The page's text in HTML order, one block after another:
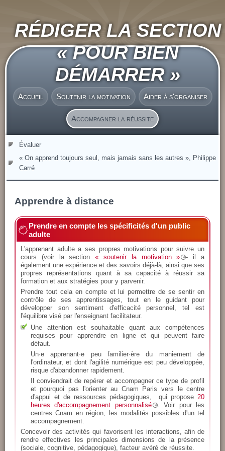
RÉDIGER LA SECTION
« POUR BIEN
DÉMARRER »
Accueil Soutenir la motivation Aider à s'organiser
Accompagner la réussite
Apprendre à distance
Prendre en compte les spécificités d'un public
adulte
L'apprenant adulte a ses propres motivations pour suivre un
cours (voir la section« soutenir la motivation »
- il a
également une expérience et des savoirs déjà-là, ainsi que ses
propres représentations quant à sa capacité à réussir sa
formation et aux stratégies pour y parvenir.
Prendre tout cela en compte et lui permettre de se sentir en
contrôle de ses apprentissages, tout en le guidant pour
développer son sentiment d'efficacité personnel, tel est
l'équilibre visé par l'enseignant facilitateur.
Une attention est souhaitable quant aux compétences
requises pour apprendre en ligne et qui peuvent faire
défaut.
Un·e apprenant·e peu familier·ère du maniement de
l'ordinateur, et dont l'agilité numérique est peu développée,
risque d'abandonner rapidement.
Il conviendrait de repérer et accompagner ce type de profil
et pourquoi pas l'orienter au Cnam Paris vers le centre
d'appui et de ressources pédagogiques, qui propose20
heures d'accompagnement personnalisé
. Voir pour les
centres Cnam en région, les modalités possibles d'un tel
accompagnement.
Concevoir des activités qui favorisent les interactions, afin de
rendre effectives les principales dimensions de la présence
(sociale, cognitive, pédagogique), facteur avéré de réussite.
Évaluer
« On apprend toujours seul, mais jamais sans les autres », Philippe
Carré